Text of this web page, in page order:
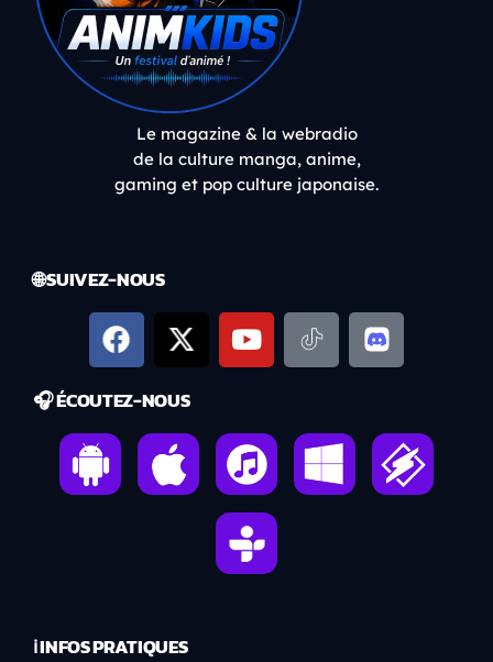
Le magazine & la webradio
de la culture manga, anime,
gaming et pop culture japonaise.
🌐 SUIVEZ-NOUS
🎧 ÉCOUTEZ-NOUS
ℹ️ INFOS PRATIQUES